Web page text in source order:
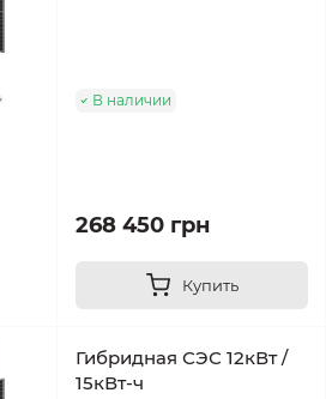
В наличии
268 450 грн
Купить
Гибридная СЭС 12кВт /
15кВт-ч